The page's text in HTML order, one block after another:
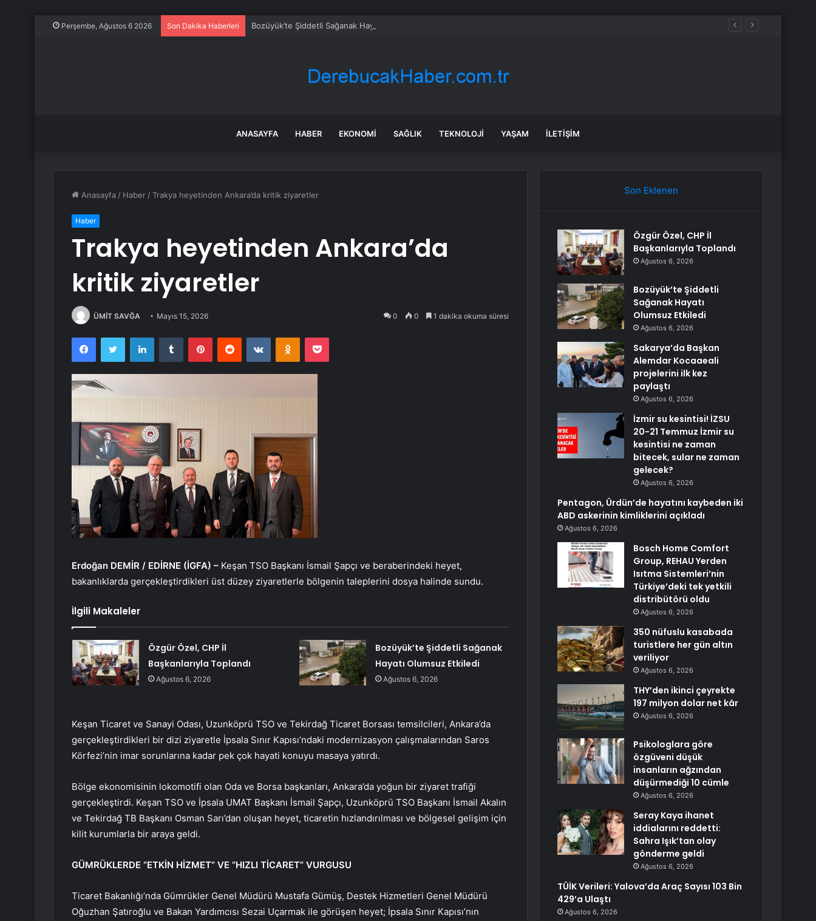
Perşembe, Ağustos 6 2026 Son Dakika Haberleri Bozüyük’te Şiddetli Sağanak Hayatı Olumsuz Etkiledi
ANASAYFA HABER EKONOMI SAĞLIK TEKNOLOJI YAŞAM İLETIŞIM
Anasayfa / Haber /Trakya heyetinden Ankara’da kritik ziyaretler
Haber
Trakya heyetinden Ankara’da
kritik ziyaretler
ÜMİT SAVĞA Mayıs 15, 2026 0 0 1 dakika okuma süresi
FacebookTwitter LinkedInTumblr PinterestReddit VKontakteOdnoklassniki
Pocket
Erdoğan DEMİR / EDİRNE (İGFA) – Keşan TSO Başkanı İsmail Şapçı ve beraberindeki heyet,
bakanlıklarda gerçekleştirdikleri üst düzey ziyaretlerle bölgenin taleplerini dosya halinde sundu.
İlgili Makaleler
Özgür Özel, CHP İl
Başkanlarıyla Toplandı
Ağustos 6, 2026
Bozüyük’te Şiddetli Sağanak
Hayatı Olumsuz Etkiledi
Ağustos 6, 2026
Keşan Ticaret ve Sanayi Odası, Uzunköprü TSO ve Tekirdağ Ticaret Borsası temsilcileri, Ankara’da
gerçekleştirdikleri bir dizi ziyaretle İpsala Sınır Kapısı’ndaki modernizasyon çalışmalarından Saros
Körfezi’nin imar sorunlarına kadar pek çok hayati konuyu masaya yatırdı.
Bölge ekonomisinin lokomotifi olan Oda ve Borsa başkanları, Ankara’da yoğun bir ziyaret trafiği
gerçekleştirdi. Keşan TSO ve İpsala UMAT Başkanı İsmail Şapçı, Uzunköprü TSO Başkanı İsmail Akalın
ve Tekirdağ TB Başkanı Osman Sarı’dan oluşan heyet, ticaretin hızlandırılması ve bölgesel gelişim için
kilit kurumlarla bir araya geldi.
GÜMRÜKLERDE “ETKİN HİZMET” VE “HIZLI TİCARET” VURGUSU
Ticaret Bakanlığı’nda Gümrükler Genel Müdürü Mustafa Gümüş, Destek Hizmetleri Genel Müdürü
Oğuzhan Şatıroğlu ve Bakan Yardımcısı Sezai Uçarmak ile görüşen heyet; İpsala Sınır Kapısı’nın
Son Eklenen
Özgür Özel, CHP İl
Başkanlarıyla Toplandı
Ağustos 6, 2026
Bozüyük’te Şiddetli
Sağanak Hayatı
Olumsuz Etkiledi
Ağustos 6, 2026
Sakarya’da Başkan
Alemdar Kocaaeali
projelerini ilk kez
paylaştı
Ağustos 6, 2026
İzmir su kesintisi! İZSU
20-21 Temmuz İzmir su
kesintisi ne zaman
bitecek, sular ne zaman
gelecek?
Ağustos 6, 2026
Pentagon, Ürdün’de hayatını kaybeden iki
ABD askerinin kimliklerini açıkladı
Ağustos 6, 2026
Bosch Home Comfort
Group, REHAU Yerden
Isıtma Sistemleri’nin
Türkiye’deki tek yetkili
distribütörü oldu
Ağustos 6, 2026
350 nüfuslu kasabada
turistlere her gün altın
veriliyor
Ağustos 6, 2026
THY’den ikinci çeyrekte
197 milyon dolar net kâr
Ağustos 6, 2026
Psikologlara göre
özgüveni düşük
insanların ağzından
düşürmediği 10 cümle
Ağustos 6, 2026
Seray Kaya ihanet
iddialarını reddetti:
Sahra Işık’tan olay
gönderme geldi
Ağustos 6, 2026
TÜİK Verileri: Yalova’da Araç Sayısı 103 Bin
429’a Ulaştı
Ağustos 6, 2026